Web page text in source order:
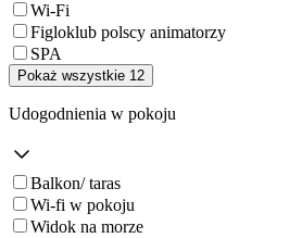
Wi-Fi
Figloklub polscy animatorzy
SPA
Pokaż wszystkie 12
Udogodnienia w pokoju
Balkon/ taras
Wi-fi w pokoju
Widok na morze